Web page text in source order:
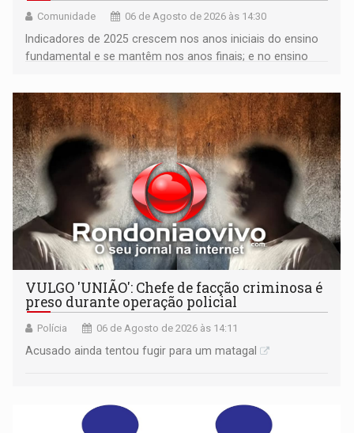
Comunidade 06 de Agosto de 2026 às 14:30
Indicadores de 2025 crescem nos anos iniciais do ensino
fundamental e se mantêm nos anos finais; e no ensino
VULGO 'UNIÃO': Chefe de facção criminosa é
preso durante operação policial
Polícia 06 de Agosto de 2026 às 14:11
Acusado ainda tentou fugir para um matagal